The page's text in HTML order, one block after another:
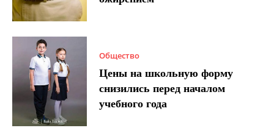
Общество
Цены на школьную форму
снизились перед началом
учебного года